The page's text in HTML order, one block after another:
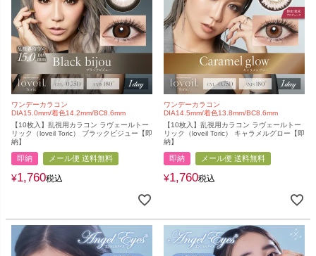
ワンデーカラコン
DIA15.0mm/着色14.2mm/BC8.6mm
【10枚入】乱視用カラコン ラヴェールトー
リック（loveil Toric） ブラックビジュー【即
納】
即納 メール便 送料無料
¥1,760税込
ワンデーカラコン
DIA14.5mm/着色13.8mm/BC8.6mm
【10枚入】乱視用カラコン ラヴェールトー
リック（loveil Toric） キャラメルグロー【即
納】
即納 メール便 送料無料
¥1,760税込